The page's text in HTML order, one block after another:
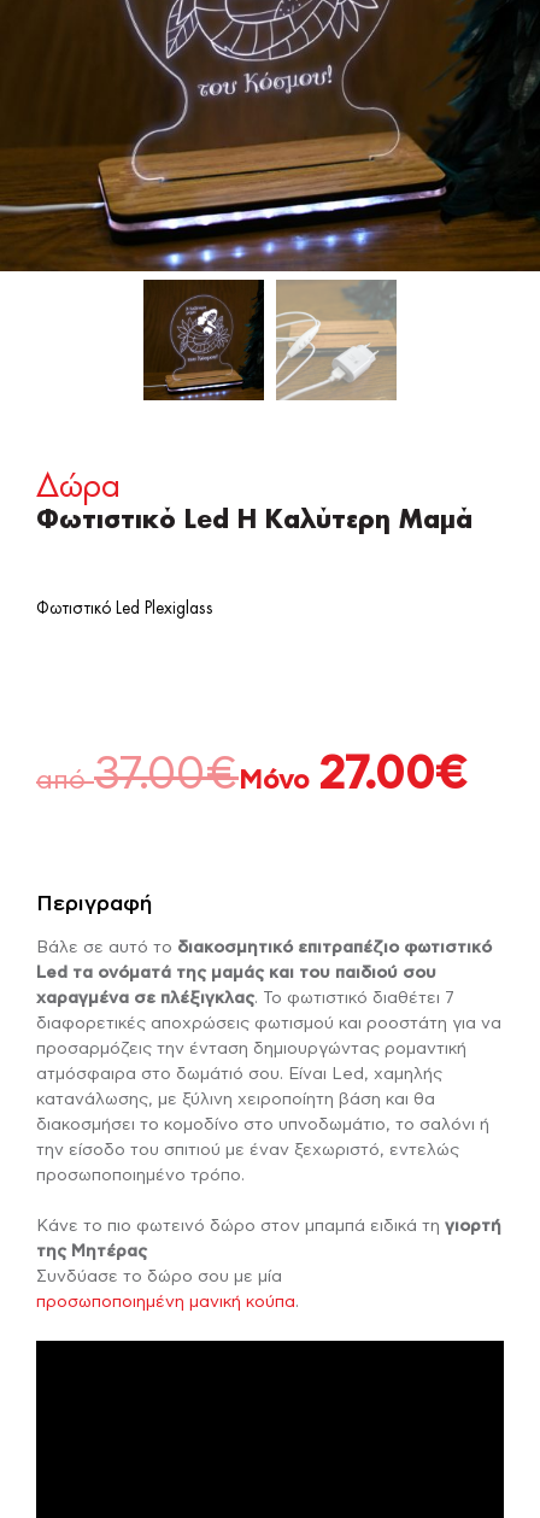
Δώρα
Φωτιστικό Led Η Καλύτερη Μαμά
Φωτιστικό Led Plexiglass
από 37.00€ Μόνο 27.00€
Περιγραφή
Βάλε σε αυτό το διακοσμητικό επιτραπέζιο φωτιστικό
Led τα ονόματά της μαμάς και του παιδιού σου
χαραγμένα σε πλέξιγκλας. Το φωτιστικό διαθέτει 7
διαφορετικές αποχρώσεις φωτισμού και ροοστάτη για να
προσαρμόζεις την ένταση δημιουργώντας ρομαντική
ατμόσφαιρα στο δωμάτιό σου. Είναι Led, χαμηλής
κατανάλωσης, με ξύλινη χειροποίητη βάση και θα
διακοσμήσει το κομοδίνο στο υπνοδωμάτιο, το σαλόνι ή
την είσοδο του σπιτιού με έναν ξεχωριστό, εντελώς
προσωποποιημένο τρόπο.
Κάνε το πιο φωτεινό δώρο στον μπαμπά ειδικά τη γιορτή
της Μητέρας
Συνδύασε το δώρο σου με μία
προσωποποιημένη μανική κούπα.